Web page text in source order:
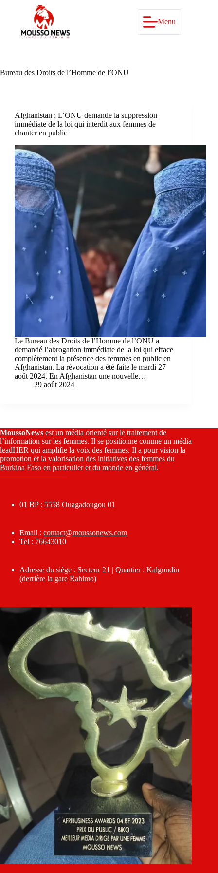
Menu
Bureau des Droits de l’Homme de l’ONU
Afghanistan : L’ONU demande la suppression
immédiate de la loi qui interdit aux femmes de
chanter en public
Le Bureau des Droits de l’Homme de l’ONU a
demandé l’abrogation immédiate de la loi qui efface
complètement la présence des femmes en public en
Afghanistan. La révocation a été faite le mardi 27
août 2024. En Afghanistan une nouvelle…
29 août 2024
MoussoNews est un média orienté sur le traitement de
l’information sur les femmes. Il se positionne comme un média
leadHER qui amplifie la voix des femmes. Il a pour vision la
promotion et la valorisation des initiatives des femmes du
Burkina Faso en particulier et du monde en général.
————————–
01 BP : 5558 Ouagadougou 01
Email : contact@moussonews.com
Tel : 76643010
Adresse du siège : Secteur 21 | Quartier : Kalgondin
(derrière la gare Rahimo)